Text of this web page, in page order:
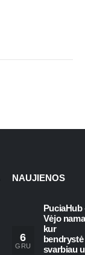
NAUJIENOS
6
GRU
PuciaHub
Vėjo
kur
bendrystė
svarbiau